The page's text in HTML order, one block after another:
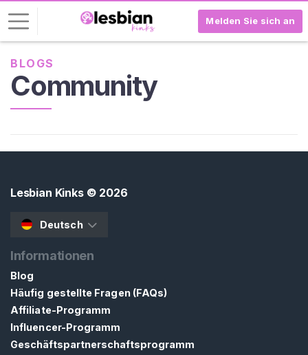
Melden Sie sich an
BLOGS
Community
Lesbian Kinks© 2026
Deutsch
Informationen
Blog
Häufig gestellte Fragen (FAQs)
Affiliate-Programm
Influencer-Programm
Geschäftspartnerschaftsprogramm
L
o
g
n
E
R
E
R
E
N
S
I